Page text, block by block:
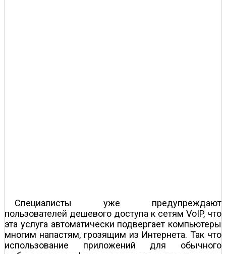
Специалисты уже предупреждают
пользователей дешевого доступа к сетям VoIP, что
эта услуга автоматически подвергает компьютеры
многим напастям, грозящим из Интернета. Так что
использование приложений для обычного